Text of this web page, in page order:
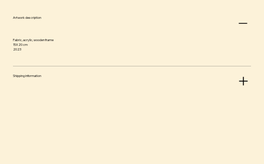
Artwork description
Fabric, acrylic, wooden frame
15X20 cm
2023
Shipping information